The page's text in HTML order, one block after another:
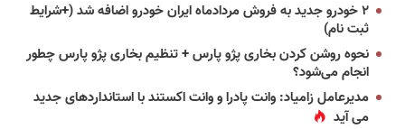
۲ خودرو جدید به فروش مردادماه ایران خودرو اضافه شد (+شرایط
ثبت نام)
نحوه روشن کردن بخاری پژو پارس + تنظیم بخاری پژو پارس چطور
انجام می‌شود؟
مدیرعامل زامیاد: وانت پادرا و وانت اکستند با استانداردهای جدید
می آید